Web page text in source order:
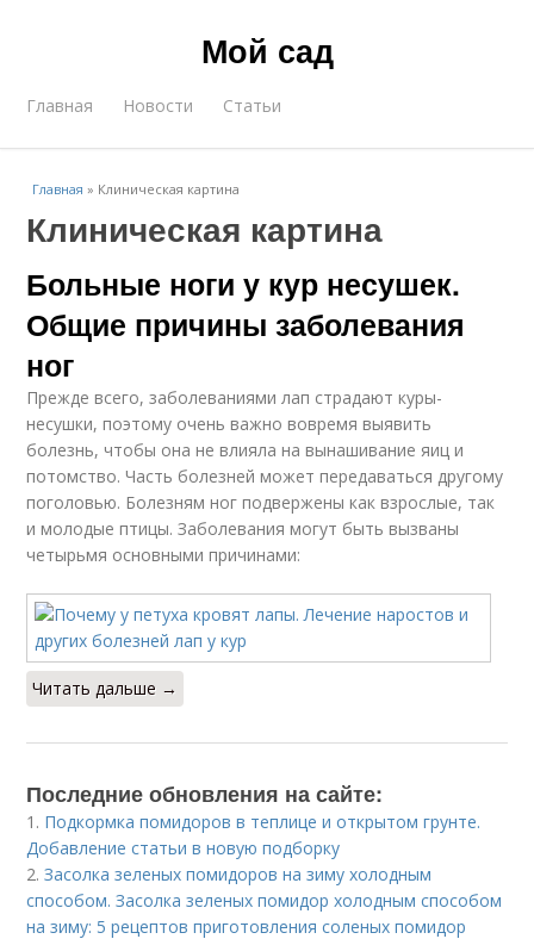
Мой сад
Главная Новости Статьи
Главная » Клиническая картина
Клиническая картина
Больные ноги у кур несушек.
Общие причины заболевания
ног
Прежде всего, заболеваниями лап страдают куры-
несушки, поэтому очень важно вовремя выявить
болезнь, чтобы она не влияла на вынашивание яиц и
потомство. Часть болезней может передаваться другому
поголовью. Болезням ног подвержены как взрослые, так
и молодые птицы. Заболевания могут быть вызваны
четырьмя основными причинами:
Читать дальше →
Последние обновления на сайте:
1. Подкормка помидоров в теплице и открытом грунте.
Добавление статьи в новую подборку
2.Засолка зеленых помидоров на зиму холодным
способом. Засолка зеленых помидор холодным способом
на зиму: 5 рецептов приготовления соленых помидор